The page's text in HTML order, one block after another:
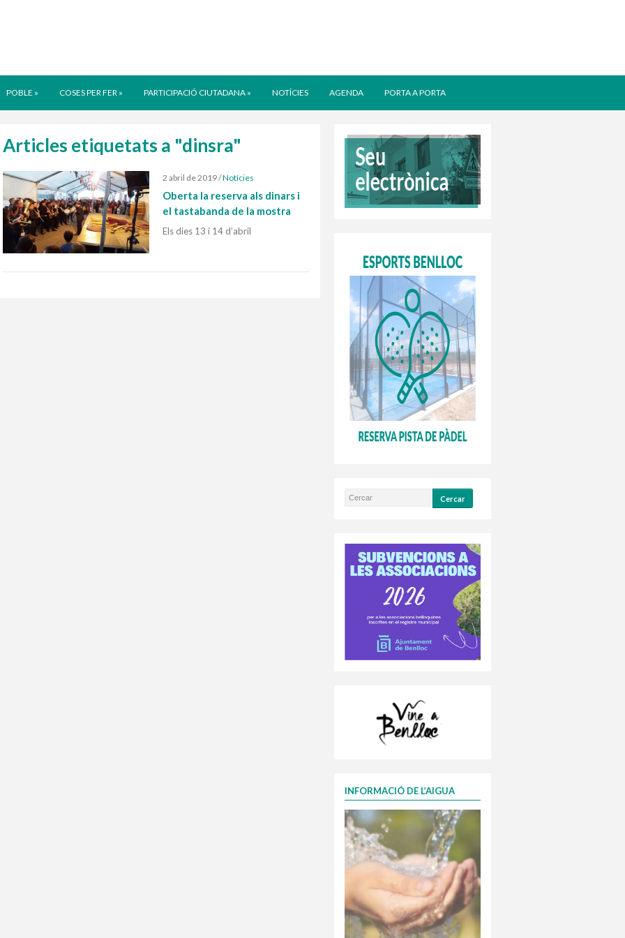
POBLE » COSES PER FER » PARTICIPACIÓ CIUTADANA » NOTÍCIES AGENDA PORTA A PORTA
Articles etiquetats a "dinsra"
2 abril de 2019/Notícies
Oberta la reserva als dinars i
el tastabanda de la mostra
Els dies 13 i 14 d’abril
INFORMACIÓ DE L’AIGUA